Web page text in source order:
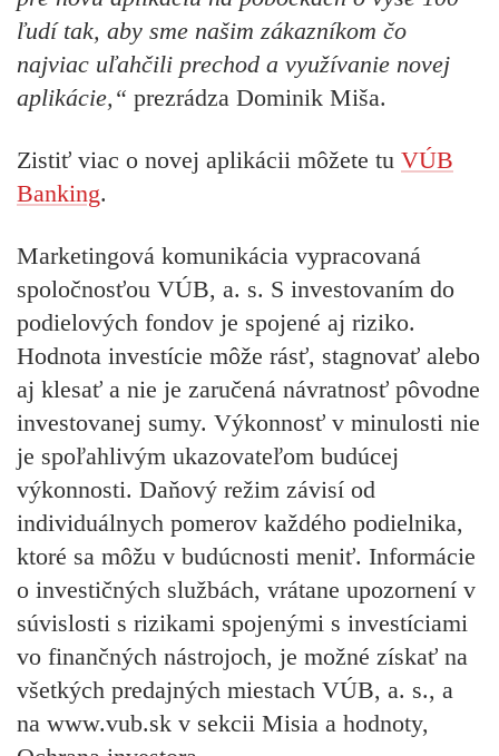
ľudí tak, aby sme našim zákazníkom čo
najviac uľahčili prechod a využívanie novej
aplikácie,“ prezrádza Dominik Miša.
Zistiť viac o novej aplikácii môžete tu VÚB
Banking.
Marketingová komunikácia vypracovaná
spoločnosťou VÚB, a. s. S investovaním do
podielových fondov je spojené aj riziko.
Hodnota investície môže rásť, stagnovať alebo
aj klesať a nie je zaručená návratnosť pôvodne
investovanej sumy. Výkonnosť v minulosti nie
je spoľahlivým ukazovateľom budúcej
výkonnosti. Daňový režim závisí od
individuálnych pomerov každého podielnika,
ktoré sa môžu v budúcnosti meniť. Informácie
o investičných službách, vrátane upozornení v
súvislosti s rizikami spojenými s investíciami
vo finančných nástrojoch, je možné získať na
všetkých predajných miestach VÚB, a. s., a
na www.vub.sk v sekcii Misia a hodnoty,